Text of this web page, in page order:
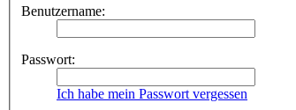
Benutzername:
Passwort:
Ich habe mein Passwort vergessen